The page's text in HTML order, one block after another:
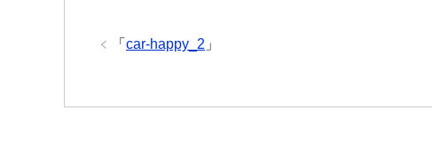
「 car-happy_2 」